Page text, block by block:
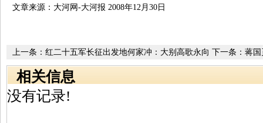
文章来源：大河网-大河报 2008年12月30日
下一条： 蒋国
上一条： 红二十五军长征出发地何家冲：大别高歌永向
前
相关信息
没有记录!